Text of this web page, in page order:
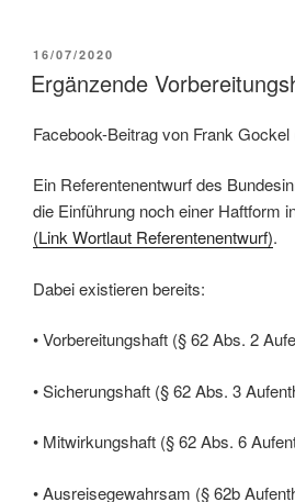
16/07/2020
Ergänzende
Facebook-Beitrag von Frank Gockel
Ein Referentenentwurf des
die Einführung noch einer Haftform
(Link Wortlaut Referentenentwurf).
Dabei existieren bereits:
• Vorbereitungshaft (§ 62 Abs. 2
• Sicherungshaft (§ 62 Abs. 3
• Mitwirkungshaft (§ 62 Abs. 6
• Ausreisegewahrsam (§ 62b